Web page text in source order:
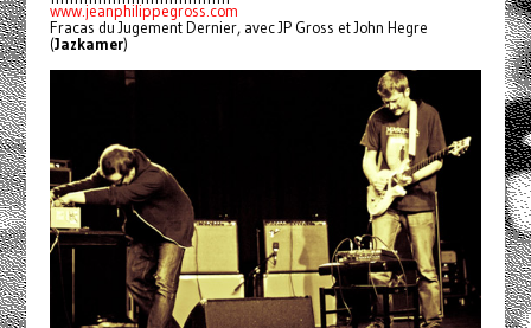
www.jeanphilippegross.com
Fracas du Jugement Dernier, avec JP Gross et John Hegre
(Jazkamer)